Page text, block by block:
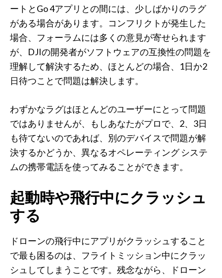
ートとGo 4アプリとの間には、少しばかりのラグ
がある場合があります。コンフリクトが発生した
場合、フォーラムには多くの意見が寄せられます
が、DJIの開発者がソフトウェアの互換性の問題を
理解して解決するため、ほとんどの場合、1日か2
日待つことで問題は解決します。
わずかなラグはほとんどのユーザーにとって問題
ではありませんが、もしあなたがプロで、2、3日
も待てないのであれば、別のデバイスで問題が解
決するかどうか、異なるオペレーティング システ
ムの携帯電話を使ってみることができます。
起動時や飛行中にクラッシュ
する
ドローンの飛行中にアプリがクラッシュすること
で最も困るのは、フライトミッション中にクラッ
シュしてしまうことです。残念ながら、ドローン